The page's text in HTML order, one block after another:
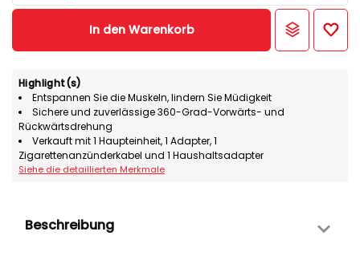
In den Warenkorb
Highlight(s)
Entspannen Sie die Muskeln, lindern Sie Müdigkeit
Sichere und zuverlässige 360-Grad-Vorwärts- und
Rückwärtsdrehung
Verkauft mit 1 Haupteinheit, 1 Adapter, 1
Zigarettenanzünderkabel und 1 Haushaltsadapter
Siehe die detaillierten Merkmale
Beschreibung